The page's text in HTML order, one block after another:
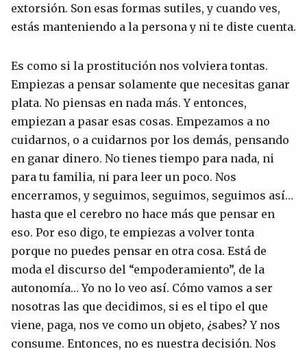
extorsión. Son esas formas sutiles, y cuando ves,
estás manteniendo a la persona y ni te diste cuenta.
Es como si la prostitución nos volviera tontas.
Empiezas a pensar solamente que necesitas ganar
plata. No piensas en nada más. Y entonces,
empiezan a pasar esas cosas. Empezamos a no
cuidarnos, o a cuidarnos por los demás, pensando
en ganar dinero. No tienes tiempo para nada, ni
para tu familia, ni para leer un poco. Nos
encerramos, y seguimos, seguimos, seguimos así…
hasta que el cerebro no hace más que pensar en
eso. Por eso digo, te empiezas a volver tonta
porque no puedes pensar en otra cosa. Está de
moda el discurso del “empoderamiento”, de la
autonomía… Yo no lo veo así. Cómo vamos a ser
nosotras las que decidimos, si es el tipo el que
viene, paga, nos ve como un objeto, ¿sabes? Y nos
consume. Entonces, no es nuestra decisión. Nos